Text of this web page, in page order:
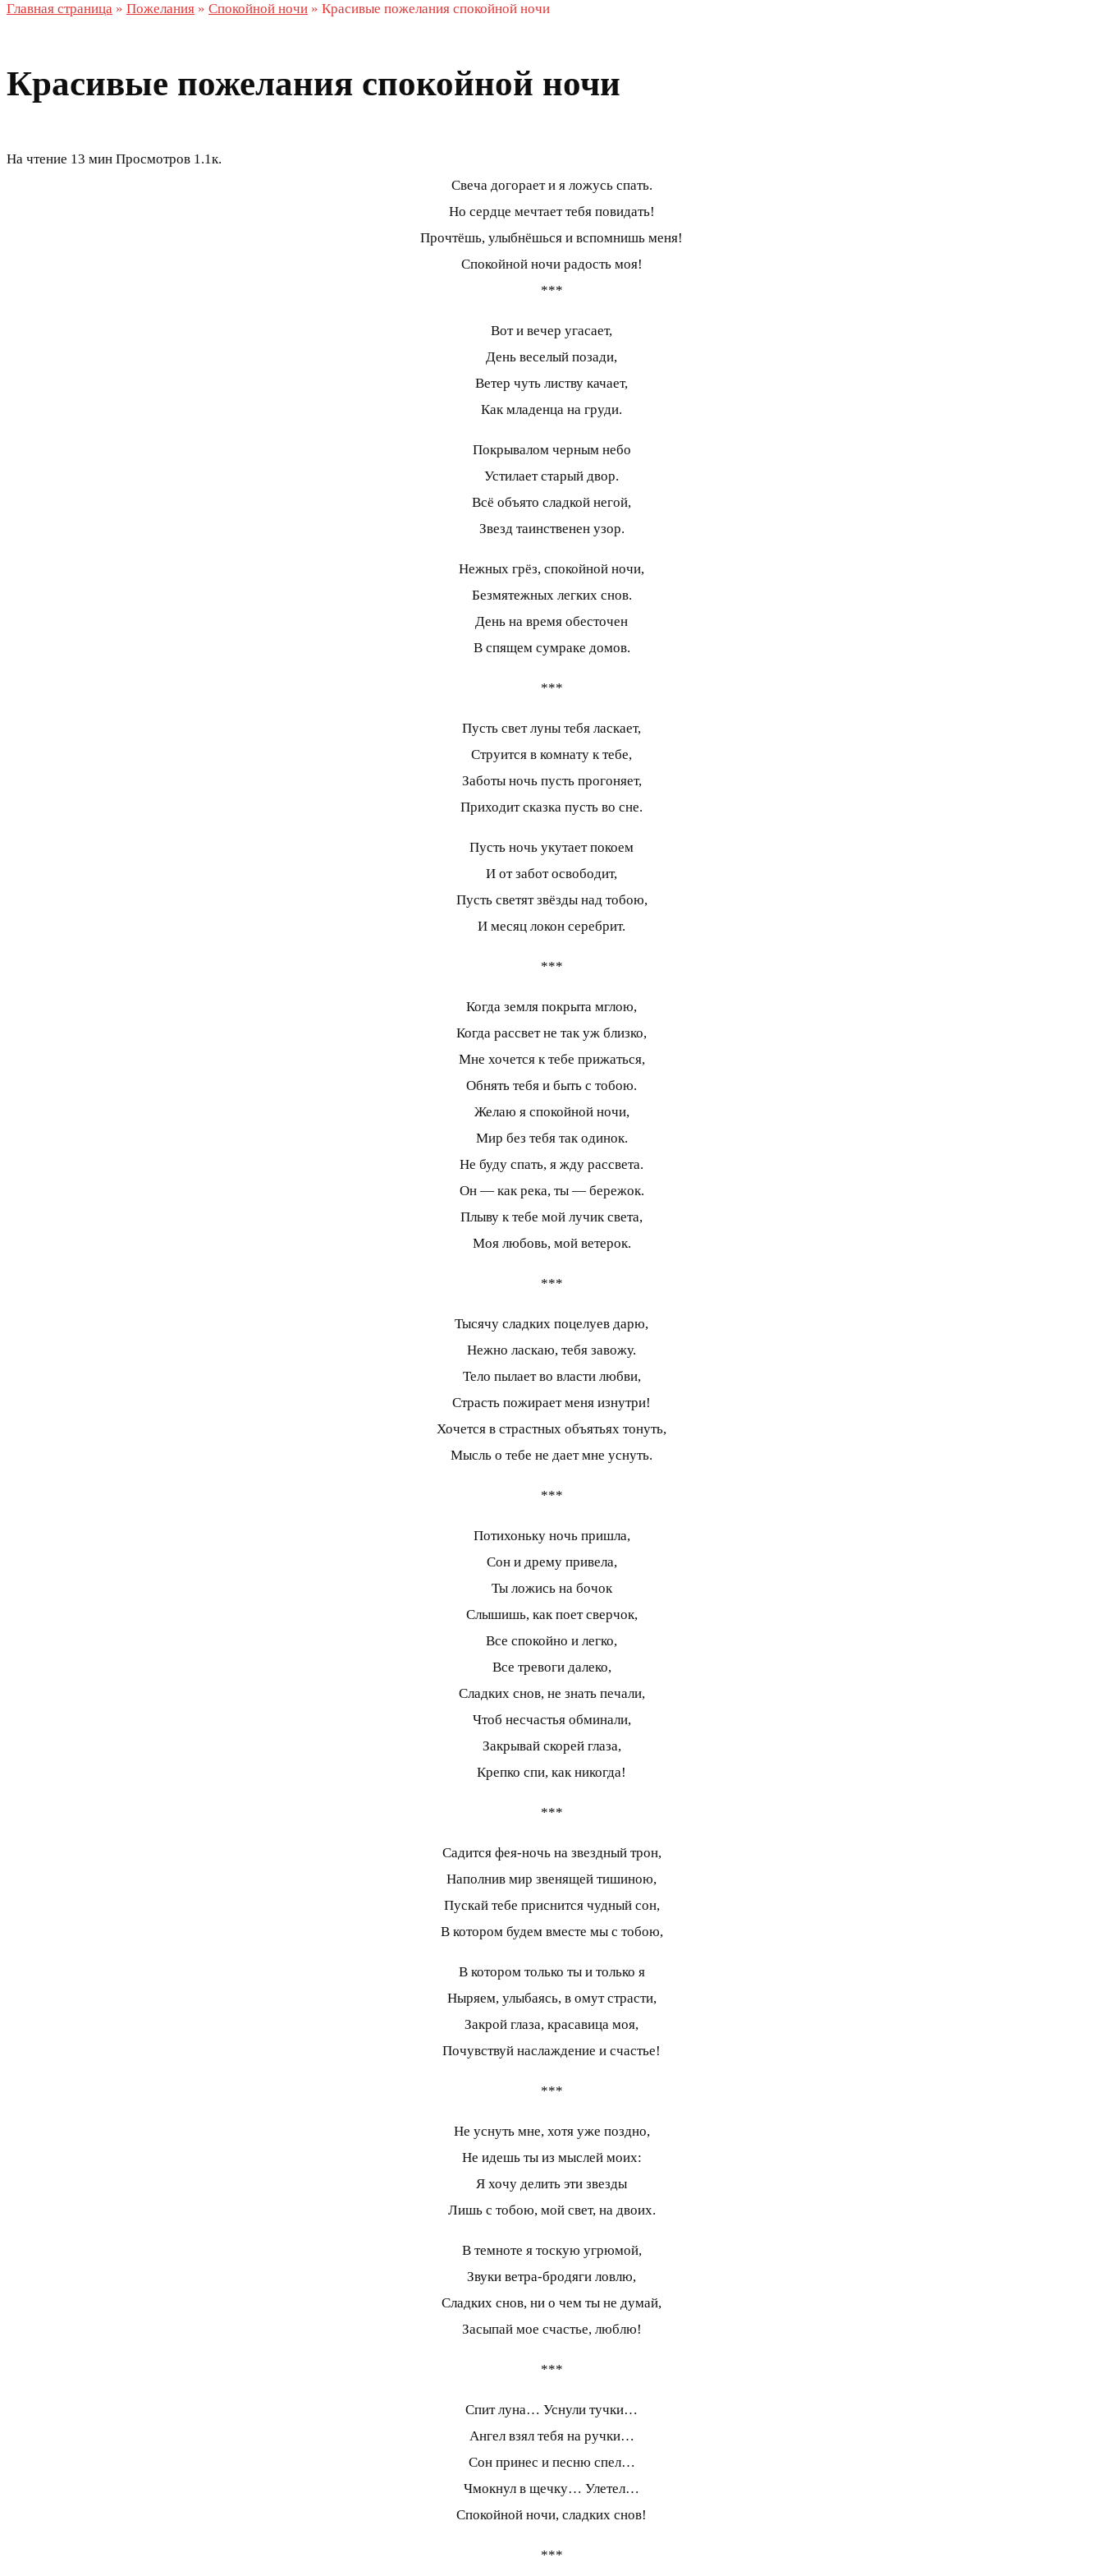
Главная страница » Пожелания » Спокойной ночи » Красивые пожелания спокойной ночи
Красивые пожелания спокойной ночи
На чтение 13 мин Просмотров 1.1к.
Свеча догорает и я ложусь спать.
Но сердце мечтает тебя повидать!
Прочтёшь, улыбнёшься и вспомнишь меня!
Спокойной ночи радость моя!
***
Вот и вечер угасает,
День веселый позади,
Ветер чуть листву качает,
Как младенца на груди.
Покрывалом черным небо
Устилает старый двор.
Всё объято сладкой негой,
Звезд таинственен узор.
Нежных грёз, спокойной ночи,
Безмятежных легких снов.
День на время обесточен
В спящем сумраке домов.
***
Пусть свет луны тебя ласкает,
Струится в комнату к тебе,
Заботы ночь пусть прогоняет,
Приходит сказка пусть во сне.
Пусть ночь укутает покоем
И от забот освободит,
Пусть светят звёзды над тобою,
И месяц локон серебрит.
***
Когда земля покрыта мглою,
Когда рассвет не так уж близко,
Мне хочется к тебе прижаться,
Обнять тебя и быть с тобою.
Желаю я спокойной ночи,
Мир без тебя так одинок.
Не буду спать, я жду рассвета.
Он — как река, ты — бережок.
Плыву к тебе мой лучик света,
Моя любовь, мой ветерок.
***
Тысячу сладких поцелуев дарю,
Нежно ласкаю, тебя завожу.
Тело пылает во власти любви,
Страсть пожирает меня изнутри!
Хочется в страстных объятьях тонуть,
Мысль о тебе не дает мне уснуть.
***
Потихоньку ночь пришла,
Сон и дрему привела,
Ты ложись на бочок
Слышишь, как поет сверчок,
Все спокойно и легко,
Все тревоги далеко,
Сладких снов, не знать печали,
Чтоб несчастья обминали,
Закрывай скорей глаза,
Крепко спи, как никогда!
***
Садится фея-ночь на звездный трон,
Наполнив мир звенящей тишиною,
Пускай тебе приснится чудный сон,
В котором будем вместе мы с тобою,
В котором только ты и только я
Ныряем, улыбаясь, в омут страсти,
Закрой глаза, красавица моя,
Почувствуй наслаждение и счастье!
***
Не уснуть мне, хотя уже поздно,
Не идешь ты из мыслей моих:
Я хочу делить эти звезды
Лишь с тобою, мой свет, на двоих.
В темноте я тоскую угрюмой,
Звуки ветра-бродяги ловлю,
Сладких снов, ни о чем ты не думай,
Засыпай мое счастье, люблю!
***
Спит луна… Уснули тучки…
Ангел взял тебя на ручки…
Сон принес и песню спел…
Чмокнул в щечку… Улетел…
Спокойной ночи, сладких снов!
***